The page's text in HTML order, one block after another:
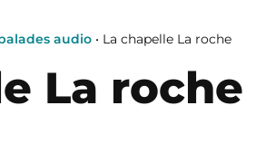
audio • La chapelle La roche
La roche